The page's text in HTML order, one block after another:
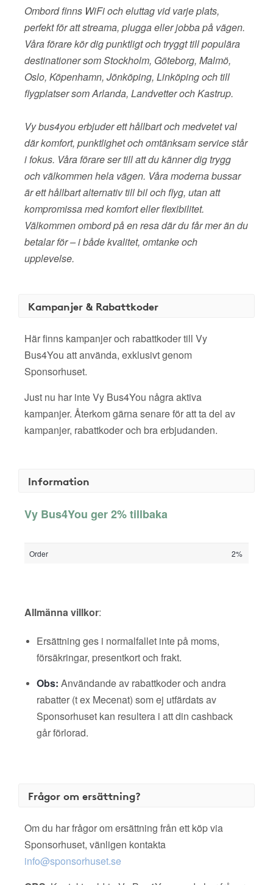
Ombord finns WiFi och eluttag vid varje plats,
perfekt för att streama, plugga eller jobba på vägen.
Våra förare kör dig punktligt och tryggt till populära
destinationer som Stockholm, Göteborg, Malmö,
Oslo, Köpenhamn, Jönköping, Linköping och till
flygplatser som Arlanda, Landvetter och Kastrup.
Vy bus4you erbjuder ett hållbart och medvetet val
där komfort, punktlighet och omtänksam service står
i fokus. Våra förare ser till att du känner dig trygg
och välkommen hela vägen. Våra moderna bussar
är ett hållbart alternativ till bil och flyg, utan att
kompromissa med komfort eller flexibilitet.
Välkommen ombord på en resa där du får mer än du
betalar för – i både kvalitet, omtanke och
upplevelse.
Kampanjer & Rabattkoder
Här finns kampanjer och rabattkoder till Vy
Bus4You att använda, exklusivt genom
Sponsorhuset.
Just nu har inte Vy Bus4You några aktiva
kampanjer. Återkom gärna senare för att ta del av
kampanjer, rabattkoder och bra erbjudanden.
Information
Vy Bus4You ger 2% tillbaka
Order 2%
Allmänna villkor:
Ersättning ges i normalfallet inte på moms,
försäkringar, presentkort och frakt.
Obs: Användande av rabattkoder och andra
rabatter (t ex Mecenat) som ej utfärdats av
Sponsorhuset kan resultera i att din cashback
går förlorad.
Frågor om ersättning?
Om du har frågor om ersättning från ett köp via
Sponsorhuset, vänligen kontakta
info@sponsorhuset.se